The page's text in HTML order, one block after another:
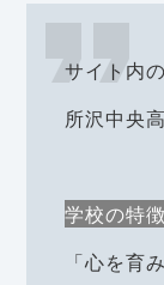
サイト内の
所沢中央
学校の特
「心を育